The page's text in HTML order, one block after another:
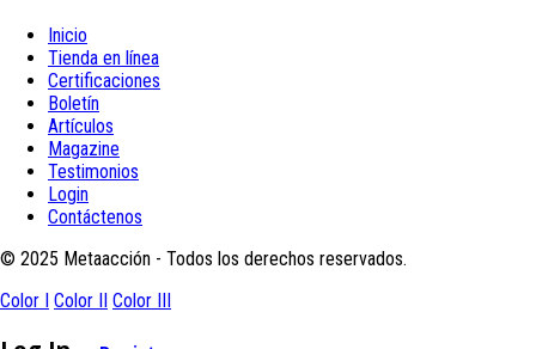
Inicio
Tienda en línea
Certificaciones
Boletín
Artículos
Magazine
Testimonios
Login
Contáctenos
© 2025 Metaacción - Todos los derechos reservados.
Color I Color II Color III